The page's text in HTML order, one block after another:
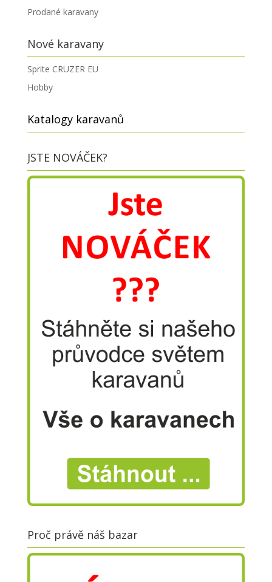
Prodané karavany
Nové karavany
Sprite CRUZER EU
Hobby
Katalogy karavanů
JSTE NOVÁČEK?
Proč právě náš bazar